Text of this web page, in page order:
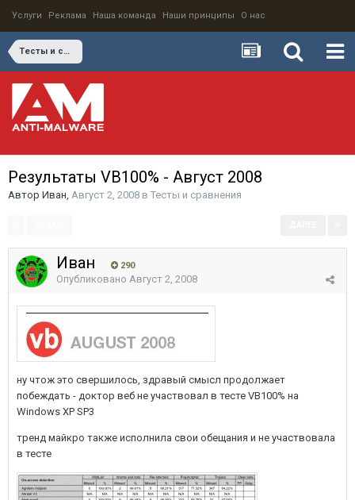
Услуги Реклама Наша команда Наши принципы О нас
Тесты и сравнения
Результаты VB100% - Август 2008
Автор Иван, Август 2, 2008 в Тесты и сравнения
Иван 290
Опубликовано Август 2, 2008
ну чтож это свершилось, здравый смысл продолжает
побеждать - доктор веб не участвовал в тесте VB100% на
Windows XP SP3
тренд майкро также исполнила свои обещания и не участвовала
в тесте